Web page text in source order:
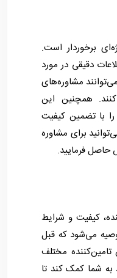
برخوردار است.
دقیقی در مورد
مشاوره‌های
کنند. همچنین این
با تضمین کیفیت
برای مشاوره
فرمایید.
کیفیت و شرایط
توصیه می‌شود که قبل
تامین‌کننده مختلف
به شما کمک کند تا